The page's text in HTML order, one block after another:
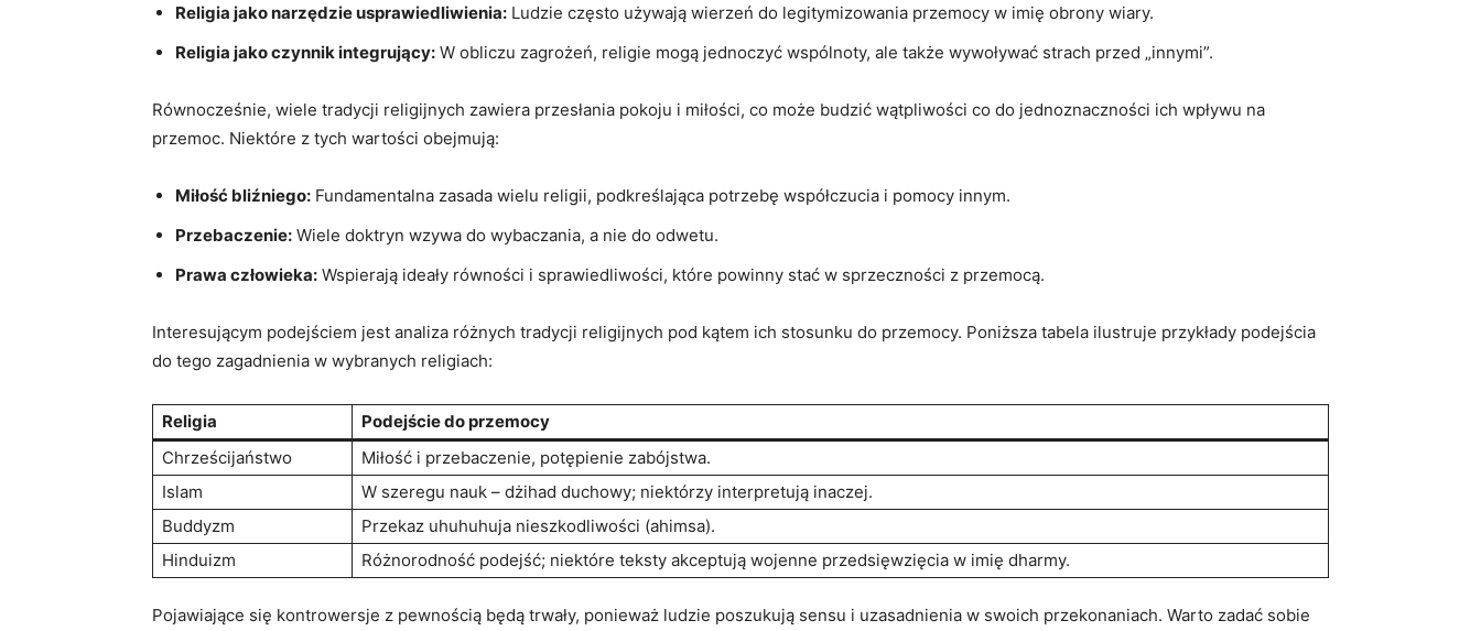
Religia jako narzędzie usprawiedliwienia: Ludzie często używają ⁣wierzeń⁤ do legitymizowania przemocy w imię obrony wiary.
Religia jako ⁢czynnik integrujący: W obliczu zagrożeń, religie mogą jednoczyć wspólnoty, ale także‍ wywoływać strach przed‍ „innymi”.
Równocześnie, wiele tradycji religijnych zawiera przesłania pokoju i miłości, co może budzić wątpliwości co do jednoznaczności​ ich wpływu na
przemoc. Niektóre⁢ z‍ tych wartości obejmują:
Miłość bliźniego: Fundamentalna zasada⁣ wielu religii, podkreślająca potrzebę współczucia⁤ i ​pomocy ‍innym.
Przebaczenie: ⁢Wiele doktryn‍ wzywa do wybaczania, a nie do odwetu.
Prawa ⁢człowieka: Wspierają ideały równości i sprawiedliwości, które powinny stać w sprzeczności z przemocą.
Interesującym podejściem ‌jest‌ analiza różnych tradycji religijnych pod kątem ich stosunku do przemocy. Poniższa⁤ tabela ilustruje przykłady podejścia
do tego zagadnienia ​w wybranych religiach:
Religia
Podejście do ‌przemocy
Chrześcijaństwo
Miłość i przebaczenie, potępienie ⁢zabójstwa.
Islam
W szeregu ‌nauk – ​dżihad duchowy; niektórzy interpretują inaczej.
Buddyzm
Przekaz uhuhuhuja nieszkodliwości ⁢(ahimsa).
Hinduizm
Różnorodność podejść; ‍niektóre teksty akceptują wojenne przedsięwzięcia ⁢w imię dharmy.
Pojawiające się kontrowersje ‍z‍ pewnością będą trwały, ponieważ ludzie poszukują sensu i uzasadnienia w swoich przekonaniach. Warto zadać sobie⁢